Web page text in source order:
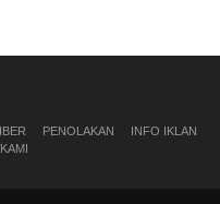
PENOLAKAN
INFO IKLAN